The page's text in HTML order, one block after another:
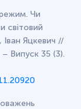
режим. Чи
світовий
Яцкевич //
Випуск 35 (3).